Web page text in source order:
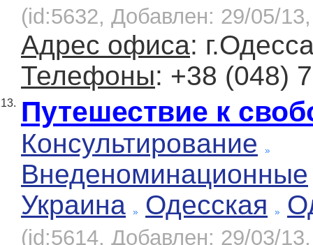
(id:5632, Добавлен: 29/05/
Адрес офиса:
Телефоны: +38 (048)
13. Путешествие к
Консультирование
Внеденоминационные
Украина
Одесская
(id:5614, Добавлен: 29/03/